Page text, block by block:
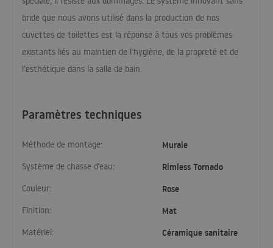
Paramètres techniques
Méthode de montage: Murale
Système de chasse d'eau: Rimless Tornado
Couleur: Rose
Finition: Mat
Matériel: Céramique sanitaire
bride que nous avons utilisé dans la production de nos
cuvettes de toilettes est la réponse à tous vos problèmes
existants liés au maintien de l’hygiène, de la propreté et de
l’esthétique dans la salle de bain.